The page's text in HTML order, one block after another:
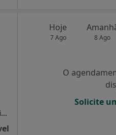
Integrativa – Osteopatia, Fisioterapia e Pilates Clínico | Restelo, Lisboa
Hoje
7 Ago 8 Ago
O
Solicite